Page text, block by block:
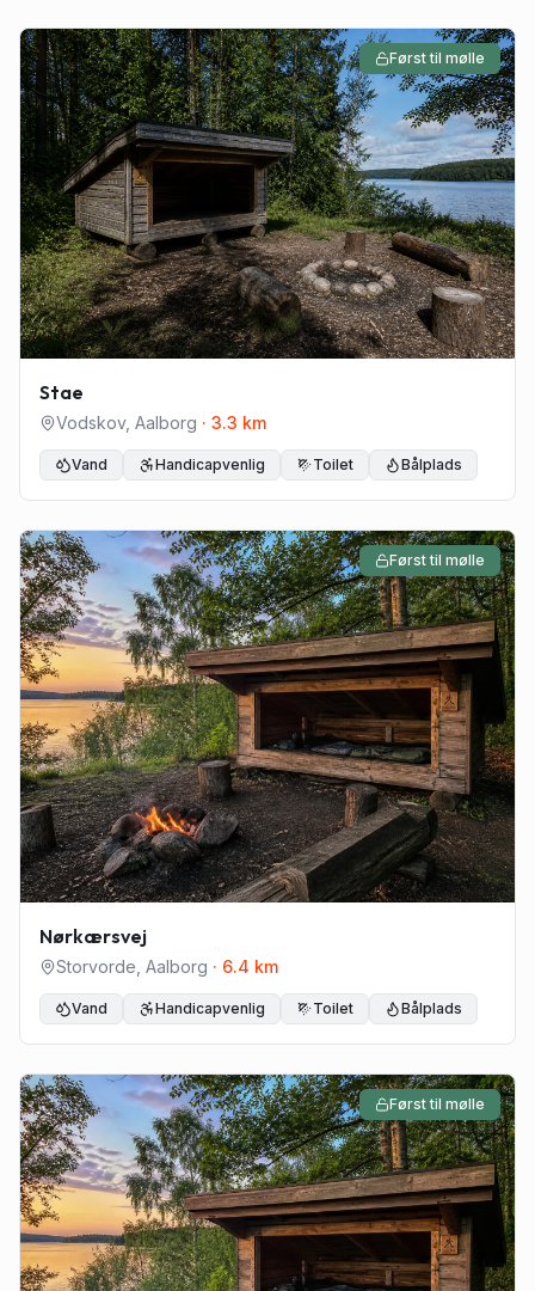
Først til mølle
Stae
Vodskov, Aalborg · 3.3 km
Vand Handicapvenlig Toilet Bålplads
Først til mølle
Nørkærsvej
Storvorde Aalborg · 6.4 km
Vand Handicapvenlig Toilet Bålplads
Først til mølle